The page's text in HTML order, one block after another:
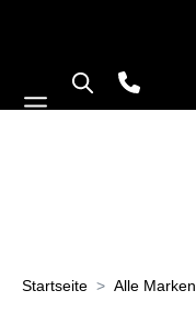
Startseite Alle Marken